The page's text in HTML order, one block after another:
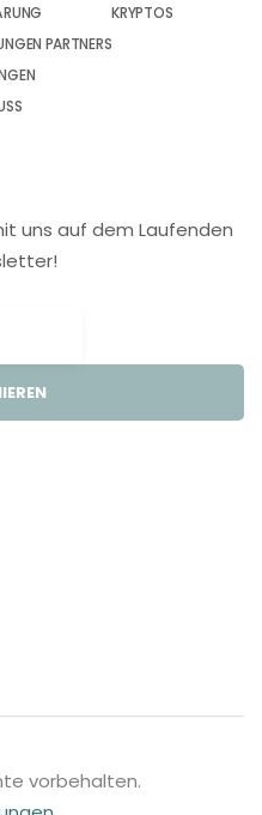
PARTNERS
KRYPTOS
uns auf dem Laufenden
vorbehalten.